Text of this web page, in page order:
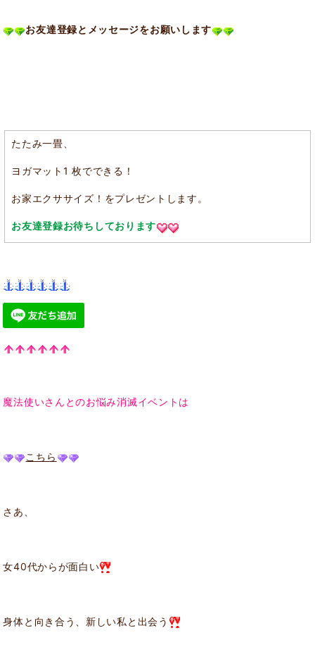
お友達登録とメッセージをお願いします
たたみ一畳、
ヨガマット1 枚でできる！
お家エクササイズ！をプレゼントします。
お友達登録お待ちしております
魔法使いさんとのお悩み消滅イベントは
こちら
さあ、
女40代からが面白い
身体と向き合う、新しい私と出会う